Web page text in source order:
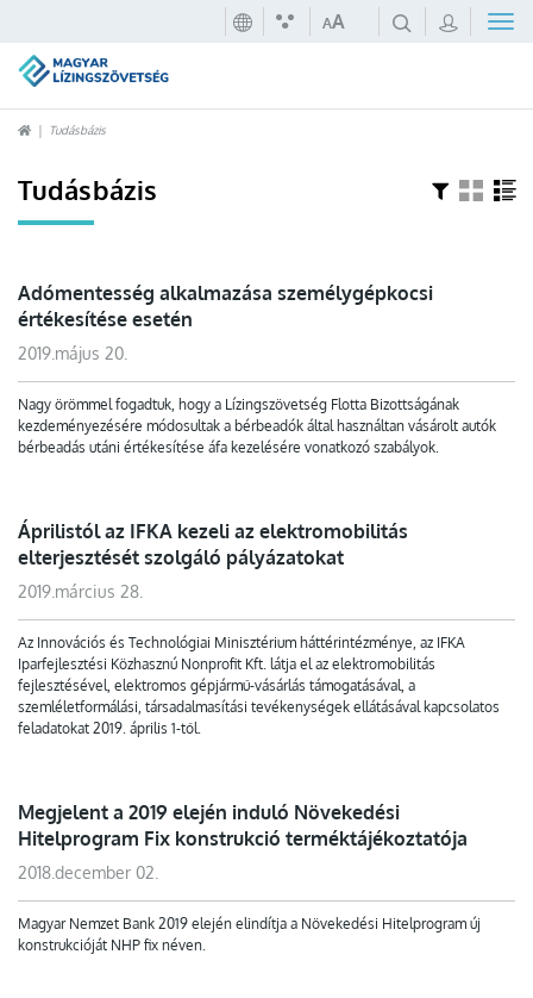
AA
Tudásbázis
Tudásbázis
Adómentesség alkalmazása személygépkocsi
értékesítése esetén
2019.május 20.
Nagy örömmel fogadtuk, hogy a Lízingszövetség Flotta Bizottságának
kezdeményezésére módosultak a bérbeadók által használtan vásárolt autók
bérbeadás utáni értékesítése áfa kezelésére vonatkozó szabályok.
Áprilistól az IFKA kezeli az elektromobilitás
elterjesztését szolgáló pályázatokat
2019.március 28.
Az Innovációs és Technológiai Minisztérium háttérintézménye, az IFKA
Iparfejlesztési Közhasznú Nonprofit Kft. látja el az elektromobilitás
fejlesztésével, elektromos gépjármű-vásárlás támogatásával, a
szemléletformálási, társadalmasítási tevékenységek ellátásával kapcsolatos
feladatokat 2019. április 1-től.
Megjelent a 2019 elején induló Növekedési
Hitelprogram Fix konstrukció terméktájékoztatója
2018.december 02.
Magyar Nemzet Bank 2019 elején elindítja a Növekedési Hitelprogram új
konstrukcióját NHP fix néven.